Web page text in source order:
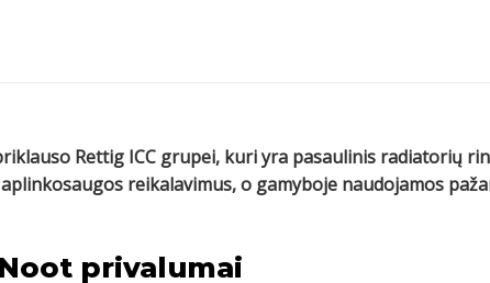
Rettig ICC grupei, kuri yra pasaulinis radiatorių
reikalavimus, o gamyboje naudojamos
privalumai